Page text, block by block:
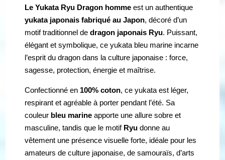
Le Yukata Ryu Dragon homme est un authentique
yukata japonais fabriqué au Japon, décoré d’un
motif traditionnel dedragon japonais Ryu. Puissant,
élégant et symbolique, ce yukata bleu marine incarne
l’esprit du dragon dans la culture japonaise : force,
sagesse, protection, énergie et maîtrise.
Confectionné en 100% coton, ce yukata est léger,
respirant et agréable à porter pendant l’été. Sa
couleur bleu marine apporte une allure sobre et
masculine, tandis que le motif Ryu donne au
vêtement une présence visuelle forte, idéale pour les
amateurs de culture japonaise, de samouraïs, d’arts